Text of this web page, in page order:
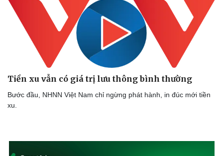
Hậu trường
Tiền xu vẫn có giá trị lưu thông bình thường
Bước đầu, NHNN Việt Nam chỉ ngừng phát hành, in đúc mới tiền
xu.